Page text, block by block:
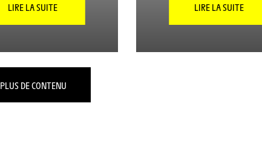
LIRE LA SUITE LIRE LA SUITE
PLUS DE CONTENU